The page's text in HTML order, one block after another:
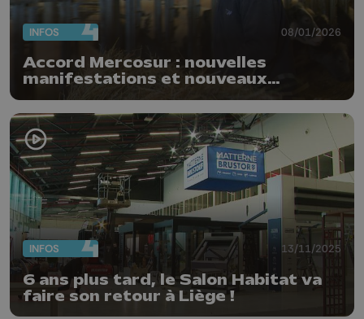
INFOS 08/01/2026
Accord Mercosur : nouvelles
manifestations et nouveaux
INFOS 13/11/2025
6 ans plus tard, le Salon Habitat va
faire son retour à Liège !